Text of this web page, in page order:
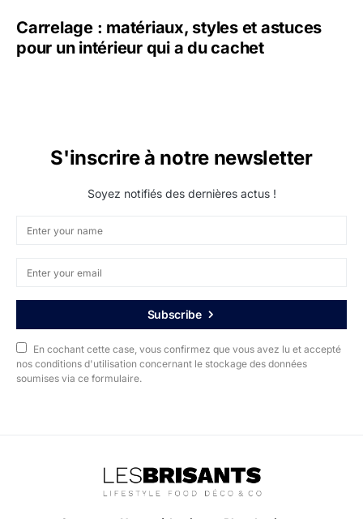
Carrelage : matériaux, styles et astuces
pour un intérieur qui a du cachet
S'inscrire à notre newsletter
Soyez notifiés des dernières actus !
Subscribe
En cochant cette case, vous confirmez que vous avez lu et accepté
nos conditions d'utilisation concernant le stockage des données
soumises via ce formulaire.